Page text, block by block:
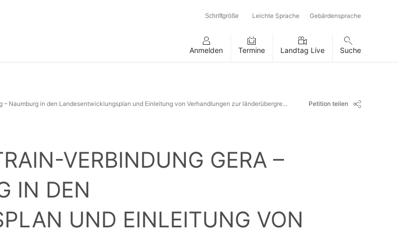
Schriftgröße Leichte Sprache Gebärdensprache
Anmelden Termine Landtag Live Suche
Aufnahme der Tram-Train-Verbindung Gera – Eisenberg – Naumburg in den Landesentwicklungsplan und Einleitung von Verhandlungen zur länderübergreifenden Petition teilen
VERBINDUNG GERA –
IN DEN
UND EINLEITUNG VON